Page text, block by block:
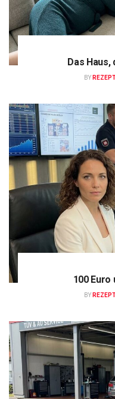
Das
BY
100 Euro
BY